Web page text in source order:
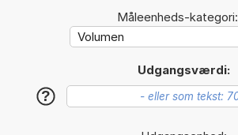
Måleenheds-kategori:
Udgangsværdi:
?